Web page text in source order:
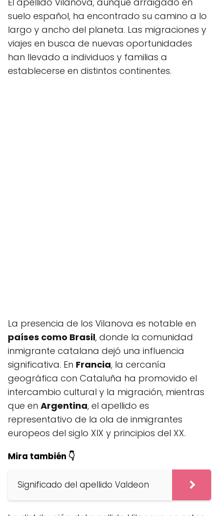
suelo español, ha encontrado su camino a lo
largo y ancho del planeta. Las migraciones y
viajes en busca de nuevas oportunidades
han llevado a individuos y familias a
establecerse en distintos continentes.
La presencia de los Vilanova es notable en
países como Brasil, donde la comunidad
inmigrante catalana dejó una influencia
significativa. En Francia, la cercanía
geográfica con Cataluña ha promovido el
intercambio cultural y la migración, mientras
que en Argentina, el apellido es
representativo de la ola de inmigrantes
europeos del siglo XIX y principios del XX.
Mira también 👇
Significado del apellido Valdeon